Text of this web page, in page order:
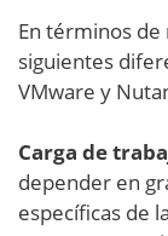
En términos
siguientes
VMware y
Carga de
depender en
específicas de